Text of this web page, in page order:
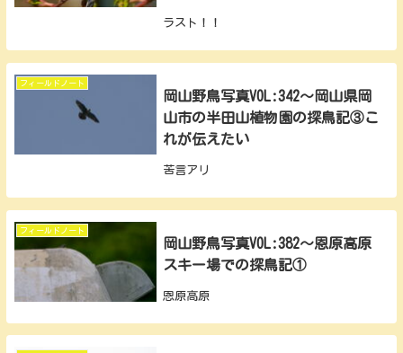
ラスト！！
フィールドノート
岡山野鳥写真VOL:342～岡山県岡
山市の半田山植物園の探鳥記③こ
れが伝えたい
苦言アリ
フィールドノート
岡山野鳥写真VOL:382～恩原高原
スキー場での探鳥記①
恩原高原